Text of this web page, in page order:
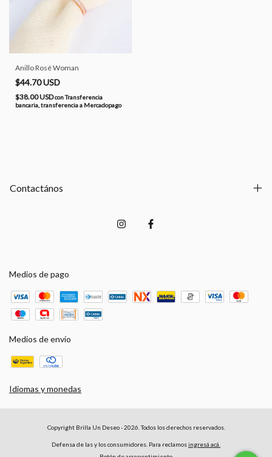
Anillo Rosé Woman
$44.70 USD
$38.00 USDconTransferencia
bancaria, transferencia a Mercadopago
Contactános
Medios de pago
Medios de envío
Idiomas y monedas
Copyright Brilla Un Deseo - 2026. Todos los derechos reservados.
Defensa de las y los consumidores. Para reclamosingresá acá.